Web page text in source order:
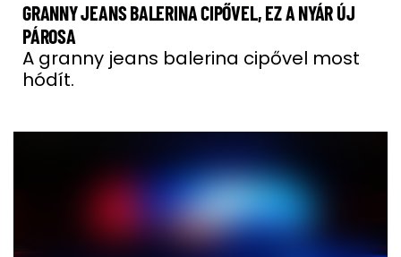
GRANNY JEANS BALERINA CIPŐVEL, EZ A NYÁR ÚJ
PÁROSA
A granny jeans balerina cipővel most
hódít.